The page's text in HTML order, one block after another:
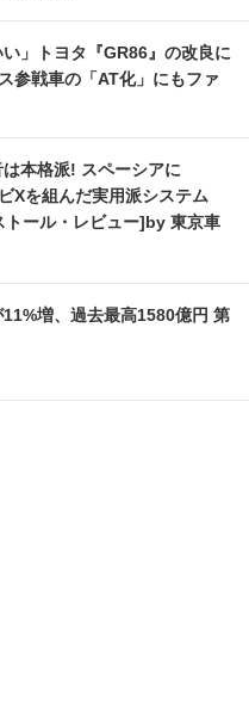
い」トヨタ『GR86』の改良に
参戦車の「AT化」にもファ
本格派! スペーシアに
Xを組んだ実用派システム
ール・レビュー]by 東京車
増、過去最高1580億円 第